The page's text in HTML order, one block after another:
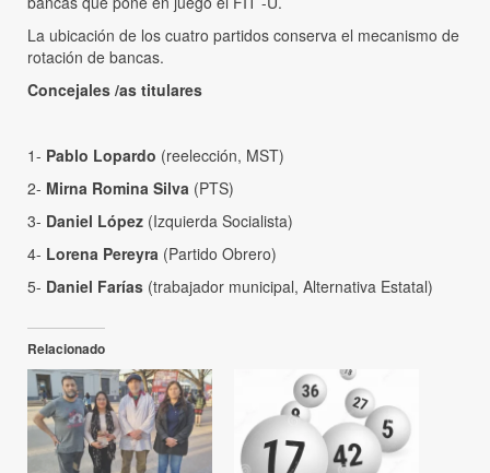
La ubicación de los cuatro partidos conserva el mecanismo de
rotación de bancas.
Concejales /as titulares
1- Pablo Lopardo (reelección, MST)
2- Mirna Romina Silva (PTS)
3- Daniel López (Izquierda Socialista)
4- Lorena Pereyra (Partido Obrero)
5- Daniel Farías (trabajador municipal, Alternativa Estatal)
Relacionado